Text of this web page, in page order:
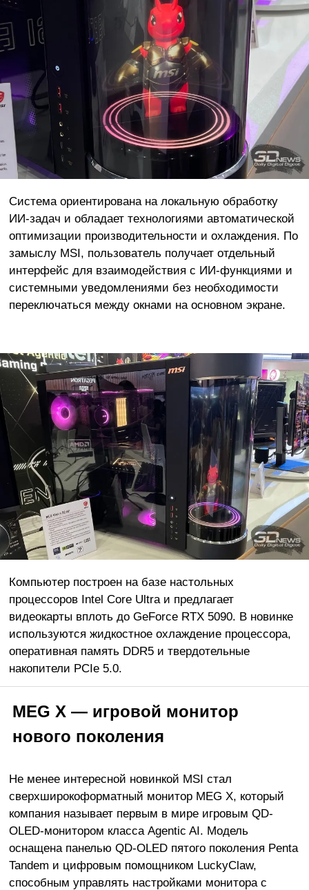
Система ориентирована на локальную обработку
ИИ-задач и обладает технологиями автоматической
оптимизации производительности и охлаждения. По
замыслу MSI, пользователь получает отдельный
интерфейс для взаимодействия с ИИ-функциями и
системными уведомлениями без необходимости
переключаться между окнами на основном экране.
Компьютер построен на базе настольных
процессоров Intel Core Ultra и предлагает
видеокарты вплоть до GeForce RTX 5090. В новинке
используются жидкостное охлаждение процессора,
оперативная память DDR5 и твердотельные
накопители PCIe 5.0.
MEG X — игровой монитор
нового поколения
Не менее интересной новинкой MSI стал
сверхширокоформатный монитор MEG X, который
компания называет первым в мире игровым QD-
OLED-монитором класса Agentic AI. Модель
оснащена панелью QD-OLED пятого поколения Penta
Tandem и цифровым помощником LuckyClaw,
способным управлять настройками монитора с